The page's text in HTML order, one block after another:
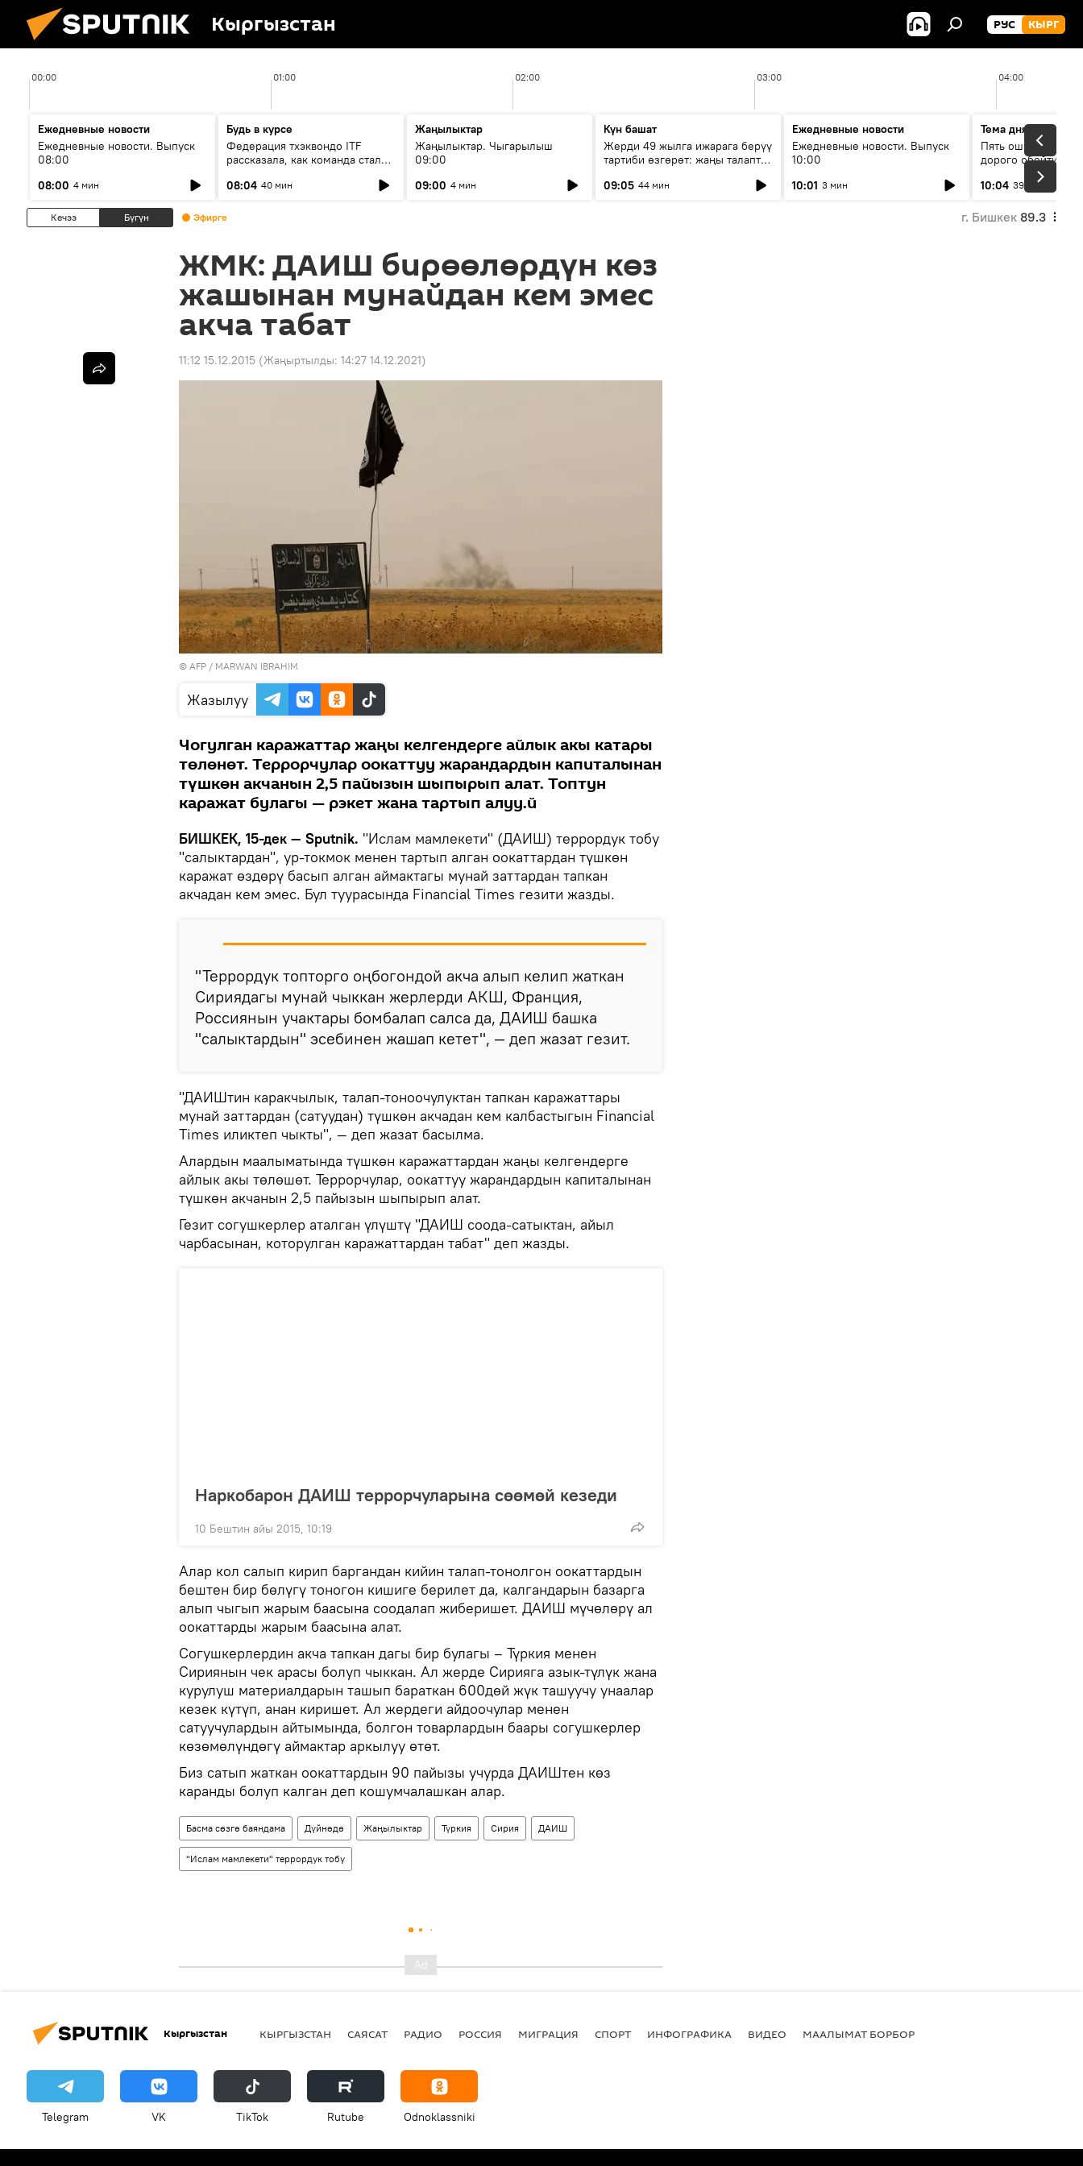
Кыргызстан РУС КЫРГ
00:00 01:00 02:00 03:00 04:00
Ежедневные новости
Ежедневные новости. Выпуск
08:00
08:00 4 мин
Будь в курсе
Федерация тхэквондо ITF
рассказала, как команда стала
08:04 40 мин
Жаңылыктар
Жаңылыктар. Чыгарылыш
09:00
09:00 4 мин
Күн башат
Жерди 49 жылга ижарага берүү
тартиби өзгөрөт: жаңы талаптар
09:05 44 мин
Ежедневные новости
Ежедневные новости. Выпуск
10:00
10:01 3 мин
Тема дня
Пять ошибок
дорого обойтись
10:04 39 мин
Кечээ Бүгүн Эфирге г. Бишкек 89.3
ЖМК: ДАИШ бирөөлөрдүн көз
жашынан мунайдан кем эмес
акча табат
11:12 15.12.2015 (Жаңыртылды: 14:27 14.12.2021)
© AFP / MARWAN IBRAHIM
Жазылуу
Чогулган каражаттар жаңы келгендерге айлык акы катары
төлөнөт. Террорчулар оокаттуу жарандардын капиталынан
түшкөн акчанын 2,5 пайызын шыпырып алат. Топтун
каражат булагы — рэкет жана тартып алуу.й
БИШКЕК, 15-дек — Sputnik. "Ислам мамлекети" (ДАИШ) террордук тобу
"салыктардан", ур-токмок менен тартып алган оокаттардан түшкөн
каражат өздөрү басып алган аймактагы мунай заттардан тапкан
акчадан кем эмес. Бул туурасында Financial Times гезити жазды.
"Террордук топторго оңбогондой акча алып келип жаткан
Сириядагы мунай чыккан жерлерди АКШ, Франция,
Россиянын учактары бомбалап салса да, ДАИШ башка
"салыктардын" эсебинен жашап кетет", — деп жазат гезит.
"ДАИШтин каракчылык, талап-тоноочулуктан тапкан каражаттары
мунай заттардан (сатуудан) түшкөн акчадан кем калбастыгын Financial
Times иликтеп чыкты", — деп жазат басылма.
Алардын маалыматында түшкөн каражаттардан жаңы келгендерге
айлык акы төлөшөт. Террорчулар, оокаттуу жарандардын капиталынан
түшкөн акчанын 2,5 пайызын шыпырып алат.
Гезит согушкерлер аталган үлүштү "ДАИШ соода-сатыктан, айыл
чарбасынан, которулган каражаттардан табат" деп жазды.
Наркобарон ДАИШ террорчуларына сөөмөй кезеди
10 Бештин айы 2015, 10:19
Алар кол салып кирип баргандан кийин талап-тонолгон оокаттардын
бештен бир бөлүгү тоногон кишиге берилет да, калгандарын базарга
алып чыгып жарым баасына соодалап жиберишет. ДАИШ мүчөлөрү ал
оокаттарды жарым баасына алат.
Согушкерлердин акча тапкан дагы бир булагы – Түркия менен
Сириянын чек арасы болуп чыккан. Ал жерде Сирияга азык-түлүк жана
курулуш материалдарын ташып бараткан 600дөй жүк ташуучу унаалар
кезек күтүп, анан киришет. Ал жердеги айдоочулар менен
сатуучулардын айтымында, болгон товарлардын баары согушкерлер
көзөмөлүндөгү аймактар аркылуу өтөт.
Биз сатып жаткан оокаттардын 90 пайызы учурда ДАИШтен көз
каранды болуп калган деп кошумчалашкан алар.
Басма сөзгө баяндама Дүйнөдө Жаңылыктар Түркия Сирия ДАИШ
"Ислам мамлекети" террордук тобу
Кыргызстан КЫРГЫЗСТАН САЯСАТ РАДИО РОССИЯ МИГРАЦИЯ СПОРТ ИНФОГРАФИКА ВИДЕО МААЛЫМАТ БОРБОР
Telegram VK ТikТоk Rutube Odnoklassniki